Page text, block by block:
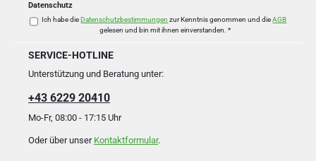
Datenschutz
Ich habe dieDatenschutzbestimmungen zur Kenntnis genommen und dieAGB
gelesen und bin mit ihnen einverstanden. *
SERVICE-HOTLINE
Unterstützung und Beratung unter:
+43 6229 20410
Mo-Fr, 08:00 - 17:15 Uhr
Oder über unser Kontaktformular.